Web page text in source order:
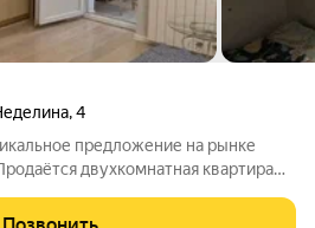
,4
предложение на рынке
двухкомнатная квартира
специалистов или пары без